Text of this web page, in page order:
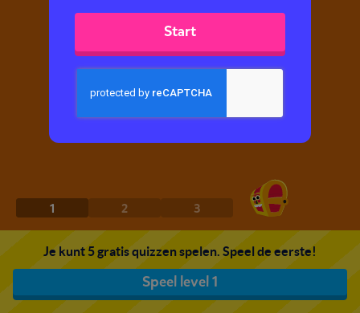
1 2 3
Je kunt 5 gratis quizzen spelen. Speel de eerste!
Speel level 1
Start